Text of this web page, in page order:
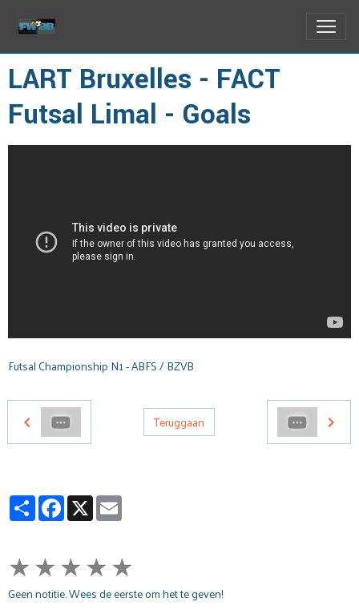
LART Bruxelles - FACT
Futsal Limal - Goals
Futsal Championship N1 - ABFS / BZVB
Teruggaan
PartagerFacebook
X
★★★★★
Geen notitie. Wees de eerste om het te geven!